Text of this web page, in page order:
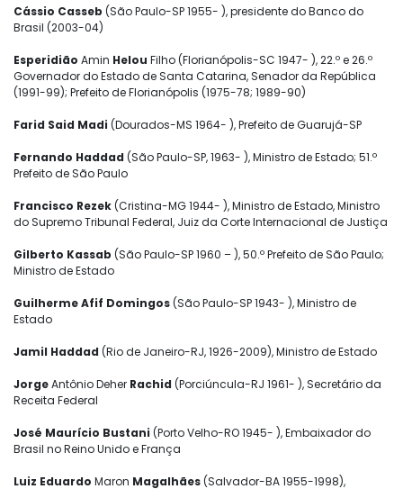
Cássio Casseb (São Paulo-SP 1955- ), presidente do Banco do
Brasil (2003-04)
Esperidião Amin Helou Filho (Florianópolis-SC 1947- ), 22.º e 26.º
Governador do Estado de Santa Catarina, Senador da República
(1991-99); Prefeito de Florianópolis (1975-78; 1989-90)
Farid Said Madi (Dourados-MS 1964- ), Prefeito de Guarujá-SP
Fernando Haddad (São Paulo-SP, 1963- ), Ministro de Estado; 51.º
Prefeito de São Paulo
Francisco Rezek(Cristina-MG 1944- ), Ministro de Estado, Ministro
do Supremo Tribunal Federal, Juiz da Corte Internacional de Justiça
Gilberto Kassab (São Paulo-SP 1960 – ), 50.º Prefeito de São Paulo;
Ministro de Estado
Guilherme Afif Domingos(São Paulo-SP 1943- ), Ministro de
Estado
Jamil Haddad (Rio de Janeiro-RJ, 1926-2009), Ministro de Estado
JorgeAntônio Deher Rachid (Porciúncula-RJ 1961- ), Secretário da
Receita Federal
José Maurício Bustani (Porto Velho-RO 1945- ), Embaixador do
Brasil no Reino Unido e França
Luiz Eduardo Maron Magalhães(Salvador-BA 1955-1998),